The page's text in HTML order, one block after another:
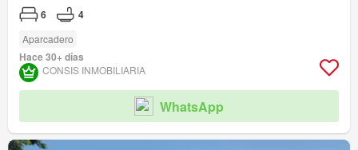
6 4
Aparcadero
Hace 30+ días
CONSIS INMOBILIARIA
WhatsApp